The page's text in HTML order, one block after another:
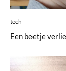
tech
Een beetje